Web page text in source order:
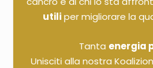
utiliper migliorare la
Tanta energia
Unisciti alla nostra